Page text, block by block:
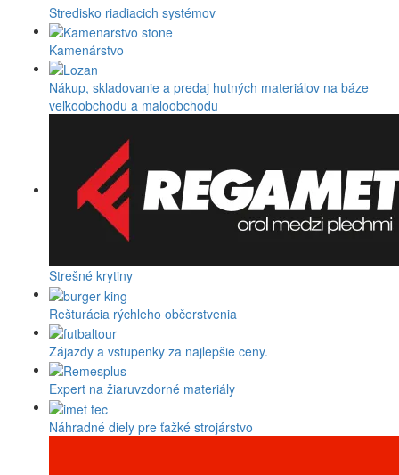
Stredisko riadiacich systémov
Kamenárstvo
Nákup, skladovanie a predaj hutných materiálov na báze
veľkoobchodu a maloobchodu
Strešné krytiny
Rešturácia rýchleho občerstvenia
Zájazdy a vstupenky za najlepšie ceny.
Expert na žiaruvzdorné materiály
Náhradné diely pre ťažké strojárstvo